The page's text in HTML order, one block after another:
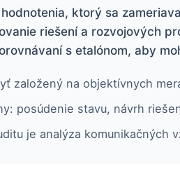
ktorý sa
riešení a rozvojových
s etalónom, aby
založený na objektívnych
posúdenie stavu, návrh
je analýza komunikačných